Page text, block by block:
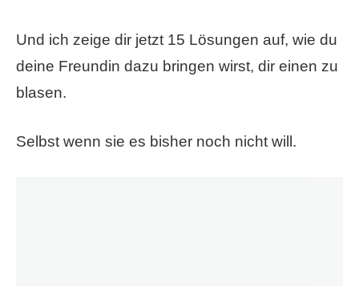
Und ich zeige dir jetzt 15 Lösungen auf, wie du
deine Freundin dazu bringen wirst, dir einen zu
blasen.
Selbst wenn sie es bisher noch nicht will.